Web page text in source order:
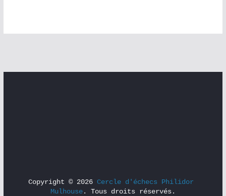
Copyright © 2026 Cercle d'échecs Philidor
Mulhouse. Tous droits réservés.